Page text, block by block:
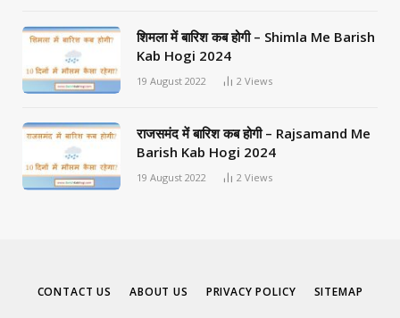
शिमला में बारिश कब होगी – Shimla Me Barish
Kab Hogi 2024
19 August 2022 2 Views
राजसमंद में बारिश कब होगी – Rajsamand Me
Barish Kab Hogi 2024
19 August 2022 2 Views
CONTACT US ABOUT US PRIVACY POLICY SITEMAP